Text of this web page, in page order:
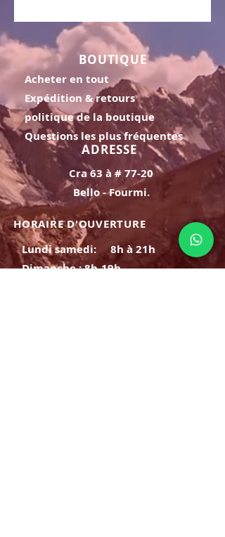
BOUTIQUE
Acheter en tout
Expédition & retours
politique de la boutique
Questions les plus fréquentes
ADRESSE
Cra 63 à # 77-20
Bello - Fourmi.
HORAIRE D'OUVERTURE
Lundi samedi:
8h à 21h
Dimanche : 8h-19h